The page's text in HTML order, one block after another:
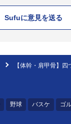
Sufuに意見を送る
【体幹・肩甲骨】
野球 バスケ ゴ